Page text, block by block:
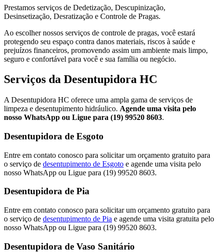
Prestamos serviços de Dedetização, Descupinização,
Desinsetização, Desratização e Controle de Pragas.
Ao escolher nossos serviços de controle de pragas, você estará
protegendo seu espaço contra danos materiais, riscos à saúde e
prejuízos financeiros, promovendo assim um ambiente mais limpo,
seguro e confortável para você e sua família ou negócio.
Serviços da Desentupidora HC
A Desentupidora HC oferece uma ampla gama de serviços de
limpeza e desentupimento hidráulico. Agende uma visita pelo
nosso WhatsApp ou Ligue para (19) 99520 8603.
Desentupidora de Esgoto
Entre em contato conosco para solicitar um orçamento gratuito para
o serviço de desentupimento de Esgoto e agende uma visita pelo
nosso WhatsApp ou Ligue para (19) 99520 8603.
Desentupidora de Pia
Entre em contato conosco para solicitar um orçamento gratuito para
o serviço de desentupimento de Pia e agende uma visita gratuita pelo
nosso WhatsApp ou Ligue para (19) 99520 8603.
Desentupidora de Vaso Sanitário